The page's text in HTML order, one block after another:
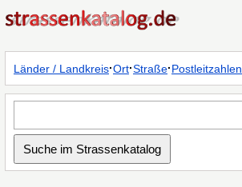
Länder / Landkreis·Ort·Straße·Postleitzahlen